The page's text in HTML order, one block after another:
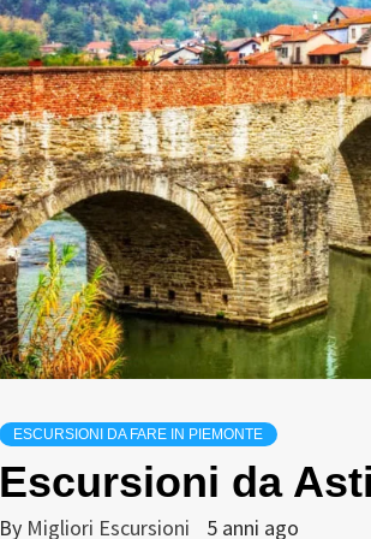
ESCURSIONI DA FARE IN PIEMONTE
Escursioni da
By Migliori Escursioni 5 anni ago